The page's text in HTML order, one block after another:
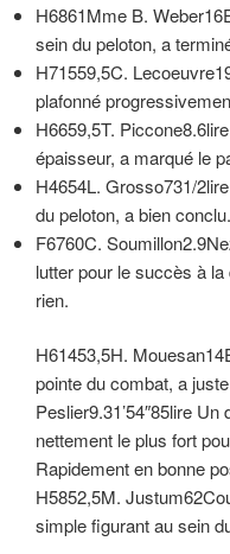
H6861Mme B.
sein du peloton, a
H71559,5C.
plafonné
H6659,5T.
épaisseur, a marqué le
H4654L. Grosso731/
du peloton, a bien conclu.
F6760C.
lutter pour le succès à la
rien.
H61453,5H.
pointe du combat, a
Peslier9.31’54″85lire
nettement le plus fort
Rapidement en bonne
H5852,5M.
simple figurant au sein